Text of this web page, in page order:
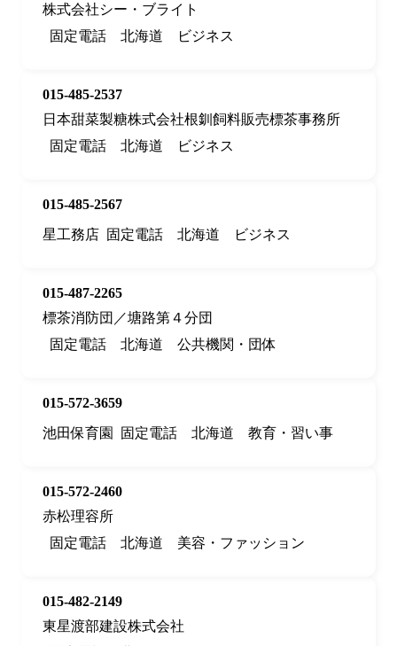
株式会社シー・ブライト
固定電話
北海道 ビジネス
015-485-2537
日本甜菜製糖株式会社根釧飼料販売標茶事務所
固定電話
北海道 ビジネス
015-485-2567
星工務店 固定電話 北海道 ビジネス
015-487-2265
標茶消防団／塘路第４分団
固定電話
北海道 公共機関・団体
015-572-3659
池田保育園
固定電話 北海道 教育・習い事
015-572-2460
赤松理容所
固定電話
北海道 美容・ファッション
015-482-2149
東星渡部建設株式会社